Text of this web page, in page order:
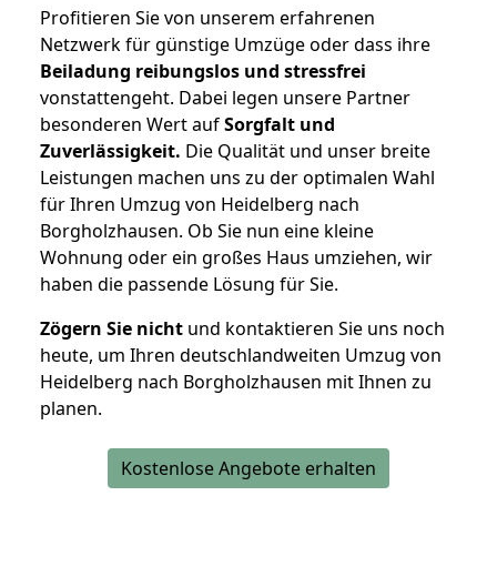
Profitieren Sie von unserem erfahrenen
Netzwerk für günstige Umzüge oder dass ihre
Beiladung reibungslos und stressfrei
vonstattengeht. Dabei legen unsere Partner
besonderen Wert aufSorgfalt und
Zuverlässigkeit. Die Qualität und unser breite
Leistungen machen uns zu der optimalen Wahl
für Ihren Umzug von Heidelberg nach
Borgholzhausen. Ob Sie nun eine kleine
Wohnung oder ein großes Haus umziehen, wir
haben die passende Lösung für Sie.
Zögern Sie nicht und kontaktieren Sie uns noch
heute, um Ihren deutschlandweiten Umzug von
Heidelberg nach Borgholzhausen mit Ihnen zu
planen.
Kostenlose Angebote erhalten